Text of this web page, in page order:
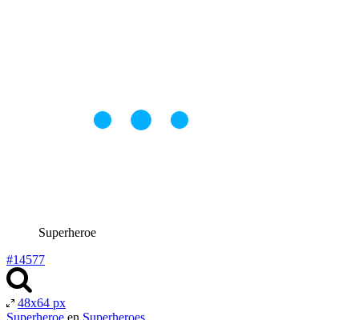
Superheroe
#14577
48x64 px
Superheroe en Superheroes